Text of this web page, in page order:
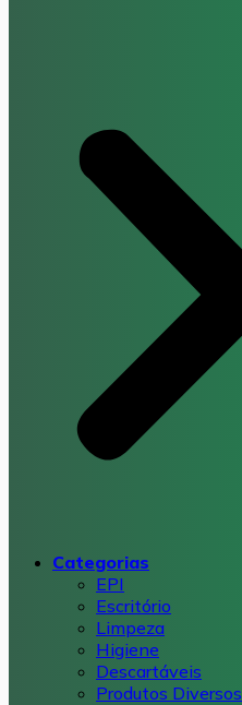
Categorias
EPI
Escritório
Limpeza
Higiene
Descartáveis
Produtos Diversos